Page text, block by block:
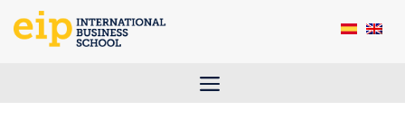
Saltar
Menú